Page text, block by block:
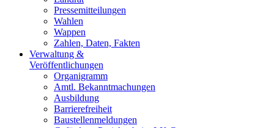
Pressemitteilungen
Wahlen
Wappen
Zahlen, Daten, Fakten
Verwaltung &
Veröffentlichungen
Organigramm
Amtl. Bekanntmachungen
Ausbildung
Barrierefreiheit
Baustellenmeldungen